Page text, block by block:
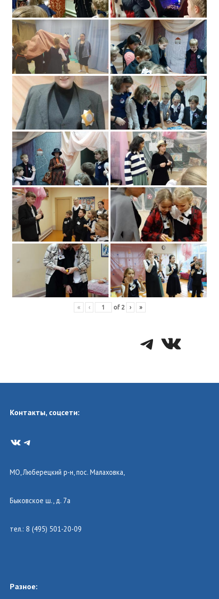
« ‹ of 2 › »
VK
Контакты, соцсети:
VKTelegram
МО, Люберецкий р-н, пос. Малаховка,
Быковское ш., д. 7а
тел.: 8 (495) 501-20-09
Разное: